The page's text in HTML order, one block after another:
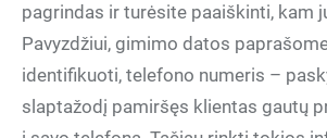
pagrindas ir turėsite paaiškinti, kam
Pavyzdžiui, gimimo datos
identifikuoti, telefono numeris –
slaptažodį pamiršęs klientas gautų